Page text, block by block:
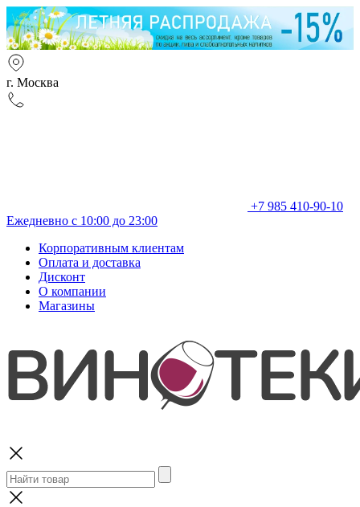
г. Москва
+7 985 410-90-10
Ежедневно с 10:00 до 23:00
Корпоративным клиентам
Оплата и доставка
Дисконт
О компании
Магазины